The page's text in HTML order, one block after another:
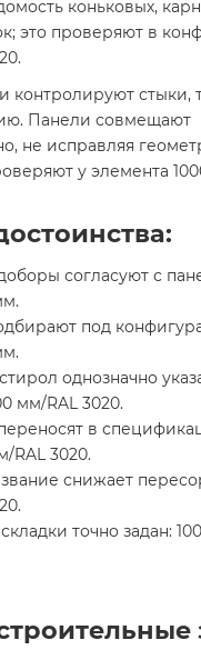
коньковых,
это проверяют в
контролируют стыки,
Панели совмещают
не исправляя
у элемента
согласуют с
под
однозначно
мм/RAL 3020.
в
RAL 3020.
снижает
точно задан: